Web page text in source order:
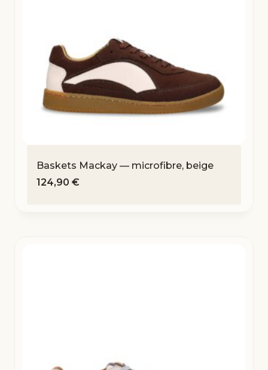
Baskets Mackay — microfibre, beige
124,90 €